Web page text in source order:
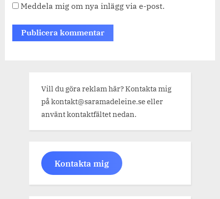
Meddela mig om nya inlägg via e-post.
Vill du göra reklam här? Kontakta mig
på kontakt@saramadeleine.se eller
använt kontaktfältet nedan.
Kontakta mig